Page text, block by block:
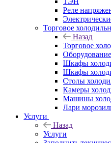
Реле
Торговое
Назад
Торговое
Шкафы
Шкафы
Столы
Камеры
Машины
Лари
Услуги
Назад
Услуги